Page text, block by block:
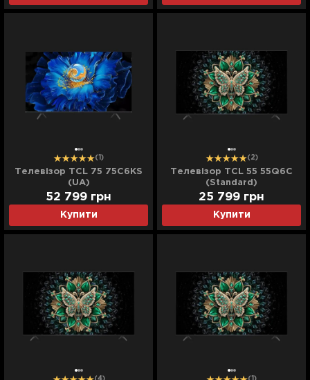
(1)
Телевізор TCL 75 75C6KS
(UA)
Купити
52 799 грн
(2)
Телевізор TCL 55 55Q6C
(Standard)
Купити
25 799 грн